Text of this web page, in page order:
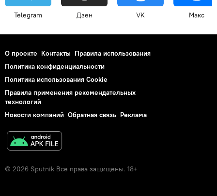
Telegram Дзен VK Макс
О проекте Контакты Правила использования
Политика конфиденциальности
Политика использования Cookie
Правила применения рекомендательных
технологий
Новости компаний Обратная связь Реклама
© 2026 Sputnik Все права защищены. 18+